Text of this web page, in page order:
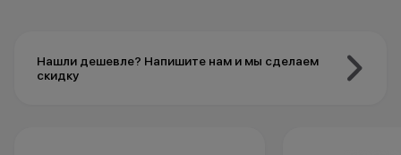
Нашли дешевле? Напишите нам и мы сделаем
скидку